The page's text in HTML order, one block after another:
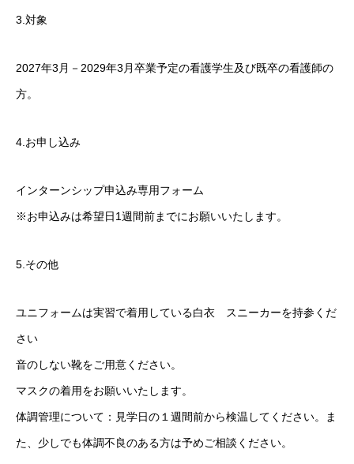
3.対象
2027年3月－2029年3月卒業予定の看護学生及び既卒の看護師の
方。
4.お申し込み
インターンシップ申込み専用フォーム
※お申込みは希望日1週間前までにお願いいたします。
5.その他
ユニフォームは実習で着用している白衣 スニーカーを持参くだ
さい
音のしない靴をご用意ください。
マスクの着用をお願いいたします。
体調管理について：見学日の１週間前から検温してください。ま
た、少しでも体調不良のある方は予めご相談ください。